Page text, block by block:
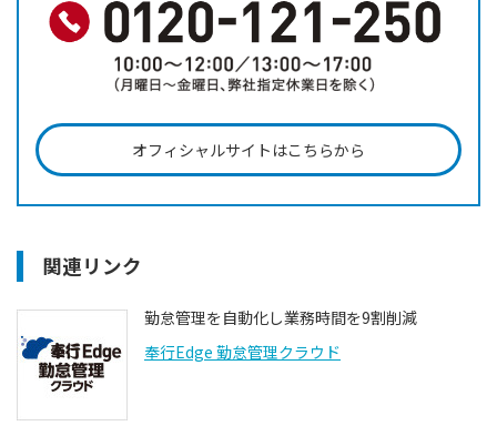
オフィシャルサイトはこちらから
関連リンク
勤怠管理を自動化し業務時間を9割削減
奉行Edge 勤怠管理クラウド